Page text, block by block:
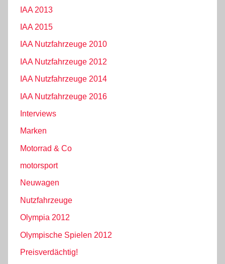
IAA 2013
IAA 2015
IAA Nutzfahrzeuge 2010
IAA Nutzfahrzeuge 2012
IAA Nutzfahrzeuge 2014
IAA Nutzfahrzeuge 2016
Interviews
Marken
Motorrad & Co
motorsport
Neuwagen
Nutzfahrzeuge
Olympia 2012
Olympische Spielen 2012
Preisverdächtig!